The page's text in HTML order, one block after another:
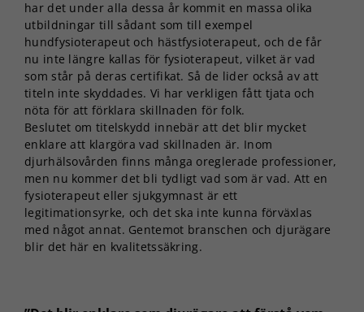
har det under alla dessa år kommit en massa olika
utbildningar till sådant som till exempel
hundfysioterapeut och hästfysioterapeut, och de får
nu inte längre kallas för fysioterapeut, vilket är vad
som står på deras certifikat. Så de lider också av att
titeln inte skyddades. Vi har verkligen fått tjata och
nöta för att förklara skillnaden för folk.
Beslutet om titelskydd innebär att det blir mycket
enklare att klargöra vad skillnaden är. Inom
djurhälsovården finns många oreglerade professioner,
men nu kommer det bli tydligt vad som är vad. Att en
fysioterapeut eller sjukgymnast är ett
legitimationsyrke, och det ska inte kunna förväxlas
med något annat. Gentemot branschen och djurägare
blir det här en kvalitetssäkring.